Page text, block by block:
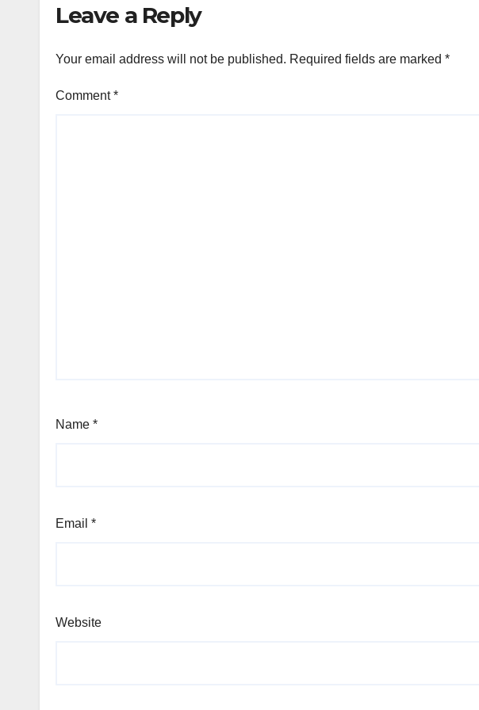
Leave a Reply
Your email address will not be published. Required fields are marked *
Comment*
Name *
Email *
Website